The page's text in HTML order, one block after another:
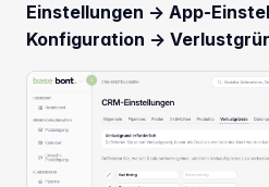
Einstellungen → App-
Konfiguration →